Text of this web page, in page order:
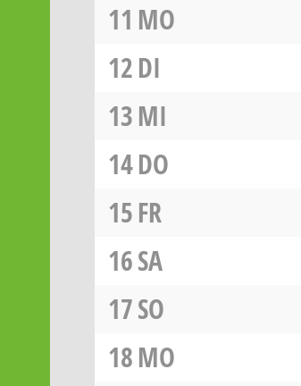
11 MO
12DI
13MI
14DO
15FR
16SA
17SO
18MO